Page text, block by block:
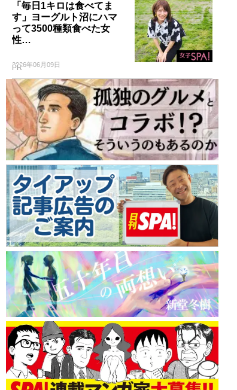
「毎日1キロは食べてま
す」ヨーグルト沼にハマ
って3500種類食べた女
性…
2026年06月09日
PR